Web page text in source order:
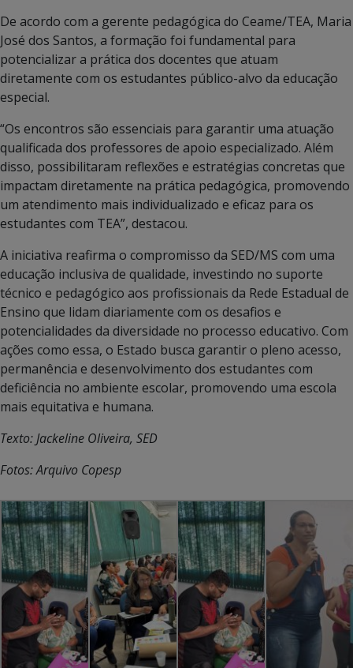
De acordo com a gerente pedagógica do Ceame/TEA, Maria
José dos Santos, a formação foi fundamental para
potencializar a prática dos docentes que atuam
diretamente com os estudantes público-alvo da educação
especial.
“Os encontros são essenciais para garantir uma atuação
qualificada dos professores de apoio especializado. Além
disso, possibilitaram reflexões e estratégias concretas que
impactam diretamente na prática pedagógica, promovendo
um atendimento mais individualizado e eficaz para os
estudantes com TEA”, destacou.
A iniciativa reafirma o compromisso da SED/MS com uma
educação inclusiva de qualidade, investindo no suporte
técnico e pedagógico aos profissionais da Rede Estadual de
Ensino que lidam diariamente com os desafios e
potencialidades da diversidade no processo educativo. Com
ações como essa, o Estado busca garantir o pleno acesso,
permanência e desenvolvimento dos estudantes com
deficiência no ambiente escolar, promovendo uma escola
mais equitativa e humana.
Texto: Jackeline Oliveira, SED
Fotos: Arquivo Copesp